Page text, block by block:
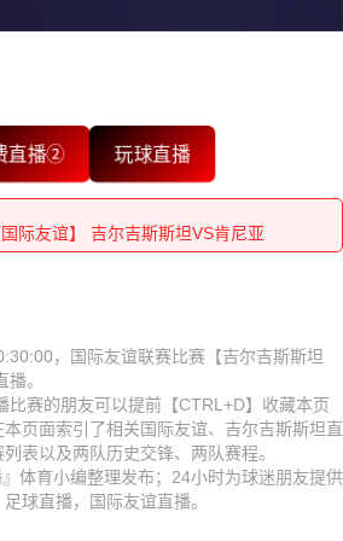
直播② 玩球直播
际友谊】 吉尔吉斯斯坦VS肯尼亚
际友谊】 吉尔吉斯斯坦VS肯尼亚
际友谊】 吉尔吉斯斯坦VS肯尼亚
际友谊】 吉尔吉斯斯坦VS肯尼亚
际友谊】 吉尔吉斯斯坦VS肯尼亚
际友谊】 吉尔吉斯斯坦VS肯尼亚
际友谊】 吉尔吉斯斯坦VS肯尼亚
际友谊】 吉尔吉斯斯坦VS肯尼亚
，国际友谊联赛比赛【吉尔吉斯斯坦
。
赛的朋友可以提前【CTRL+D】收藏本页
页面索引了相关国际友谊、吉尔吉斯斯坦直
表以及两队历史交锋、两队赛程。
体育小编整理发布；24小时为球迷朋友提供
球直播，国际友谊直播。